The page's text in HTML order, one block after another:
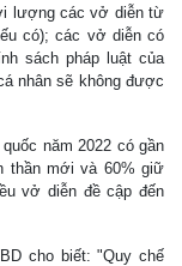
lượng các vở diễn từ
có); các vở diễn có
sách pháp luật của
nhân sẽ không được
năm 2022 có gần
thần mới và 60% giữ
vở diễn đề cập đến
cho biết: "Quy chế